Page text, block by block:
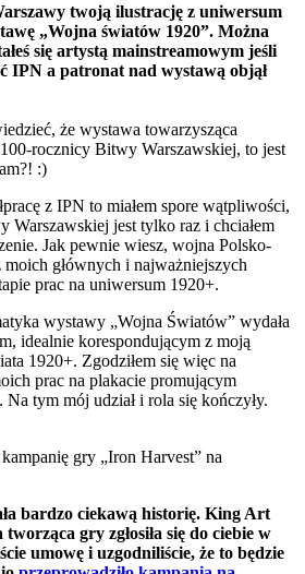
twoją ilustrację z uniwersum
„Wojna światów 1920”. Można
się artystą mainstreamowym jeśli
IPN a patronat nad wystawą objął
że wystawa towarzysząca
rocznicy Bitwy Warszawskiej, to jest
:)
z IPN to miałem spore wątpliwości,
Warszawskiej jest tylko raz i chciałem
Jak pewnie wiesz, wojna Polsko-
moich głównych i najważniejszych
prac na uniwersum 1920+.
wystawy „Wojna Światów” wydała
idealnie korespondującym z moją
1920+. Zgodziłem się więc na
prac na plakacie promującym
tym mój udział i rola się kończyły.
gry „Iron Harvest” na
bardzo ciekawą historię. King Art
gry zgłosiła się do ciebie w
umowę i uzgodniliście, że to będzie